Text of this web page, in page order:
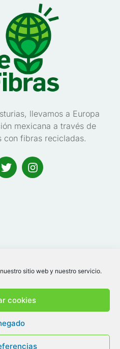
sitio web y nuestro servicio.
cookies
llevamos a Europa
mexicana a través de
con fibras recicladas.